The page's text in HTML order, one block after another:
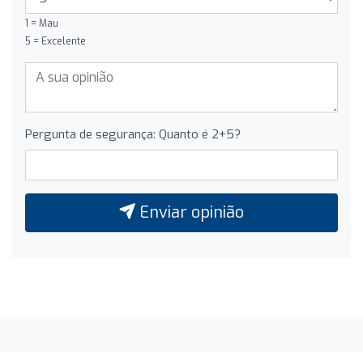
1 = Mau
5 = Excelente
Pergunta de segurança: Quanto é 2+5?
Enviar opinião